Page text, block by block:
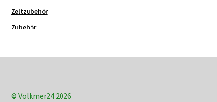
Zeltzubehör
Zubehör
© Volkmer24 2026